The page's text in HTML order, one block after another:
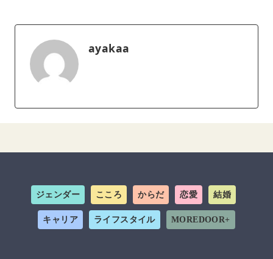
ayakaa
ジェンダー こころ からだ 恋愛 結婚
キャリア ライフスタイル MOREDOOR+